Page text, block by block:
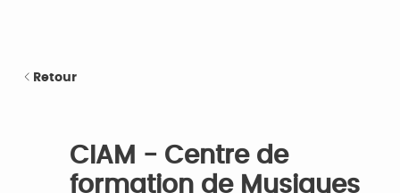
Retour
CIAM - Centre de
formation de Musiques